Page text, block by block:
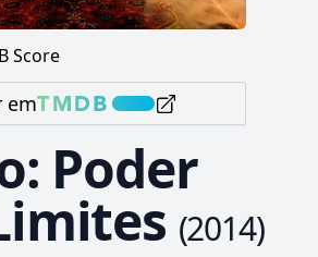
Score
em
Poder
(2014)